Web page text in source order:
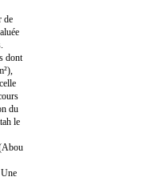
de
dont
du
le